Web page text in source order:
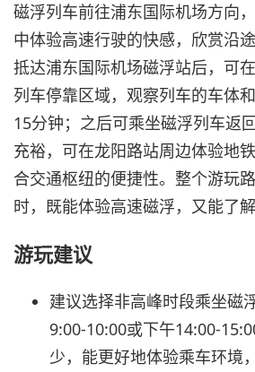
磁浮列车前往浦东国际机场方向
中体验高速行驶的快感，欣赏沿
抵达浦东国际机场磁浮站后，可
列车停靠区域，观察列车的车体
15分钟；之后可乘坐磁浮列车返
充裕，可在龙阳路站周边体验地
合交通枢纽的便捷性。整个游玩
时，既能体验高速磁浮，又能了
游玩建议
建议选择非高峰时段乘坐磁
9:00-10:00或下午14:00-
少，能更好地体验乘车环境